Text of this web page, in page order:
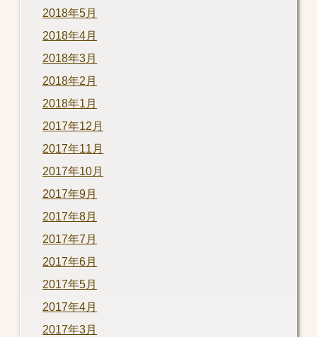
2018年5月
2018年4月
2018年3月
2018年2月
2018年1月
2017年12月
2017年11月
2017年10月
2017年9月
2017年8月
2017年7月
2017年6月
2017年5月
2017年4月
2017年3月